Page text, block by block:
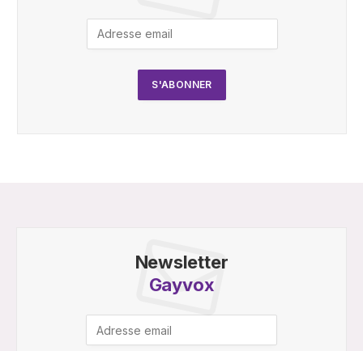
Newsletter
Gayvox